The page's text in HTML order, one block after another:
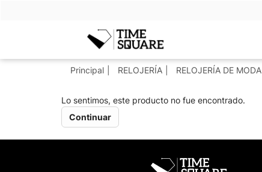
Timesquare
Principal RELOJERÍA RELOJERÍA DE MODA
Lo sentimos, este producto no fue encontrado.
Continuar